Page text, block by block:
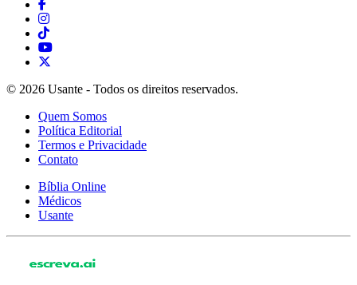
© 2026 Usante - Todos os direitos reservados.
Quem Somos
Política Editorial
Termos e Privacidade
Contato
Bíblia Online
Médicos
Usante